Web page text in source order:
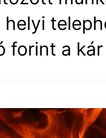
forint a kár